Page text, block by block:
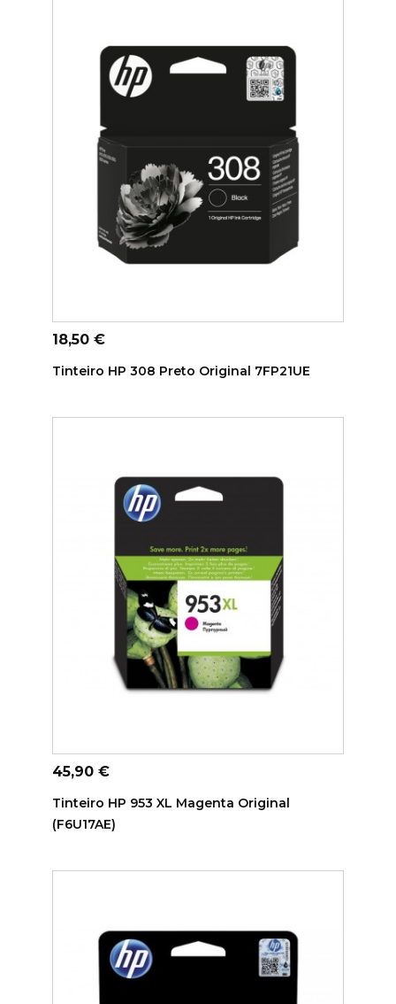
ADICIONAR AO CARRINHO
Preço
18,50 €
Tinteiro HP 308 Preto Original 7FP21UE
ADICIONAR AO CARRINHO
Preço
45,90 €
Tinteiro HP 953 XL Magenta Original
(F6U17AE)